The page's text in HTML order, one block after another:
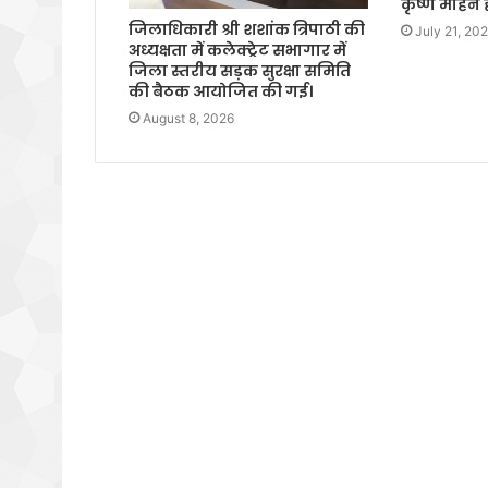
जिलाधिकारी श्री शशांक त्रिपाठी की
अध्यक्षता में कलेक्ट्रेट सभागार में
जिला स्तरीय सड़क सुरक्षा समिति
की बैठक आयोजित की गई।
August 8, 2026
कृष्ण मोहन
July 21,